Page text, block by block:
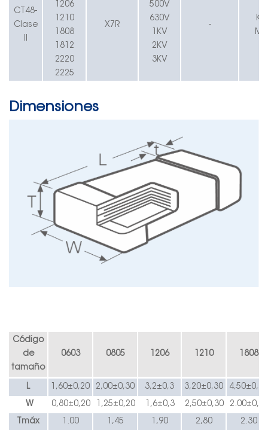
CT 48-
Clase
II
1206
1210
1808
1812
2220
2225
X7R
500V
630V
1KV
2KV
3KV
-
Dimensiones
Código
de
tamaño
0603 0805 1206 1210 1808
L 1,60±0,20 2,00±0,30 3,2±0,3 3,20±0,30 4,50±0,40
W 0,80±0,20 1,25±0,20 1,6±0,3 2,50±0,30 2.00±0,30
Tmáx 1.00 1,45 1,90 2,80 2.30